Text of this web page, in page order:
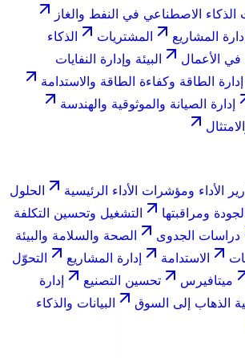
الذكاء الاصطناعي في النفط والغاز
المشاريع المشتريات
الذكاء
في الأعمال
البيئة وإدارة النفايات
إدارة الطاقة وكفاءة الطاقة والاستدامة
إدارة الصيانة والموثوقية والهندسة
الأداء ومؤشرات الأداء الرئيسية
الحلول
ومراقبتها
التشغيل وتحسين التكلفة
دراسات الجدوى
الصحة والسلامة والبيئة
الاستدامة إدارة المشاريع
التحوّل
ميتافيرس تحسين التصنيع
إدارة
الذهاب إلى السوق
البيانات والذكاء